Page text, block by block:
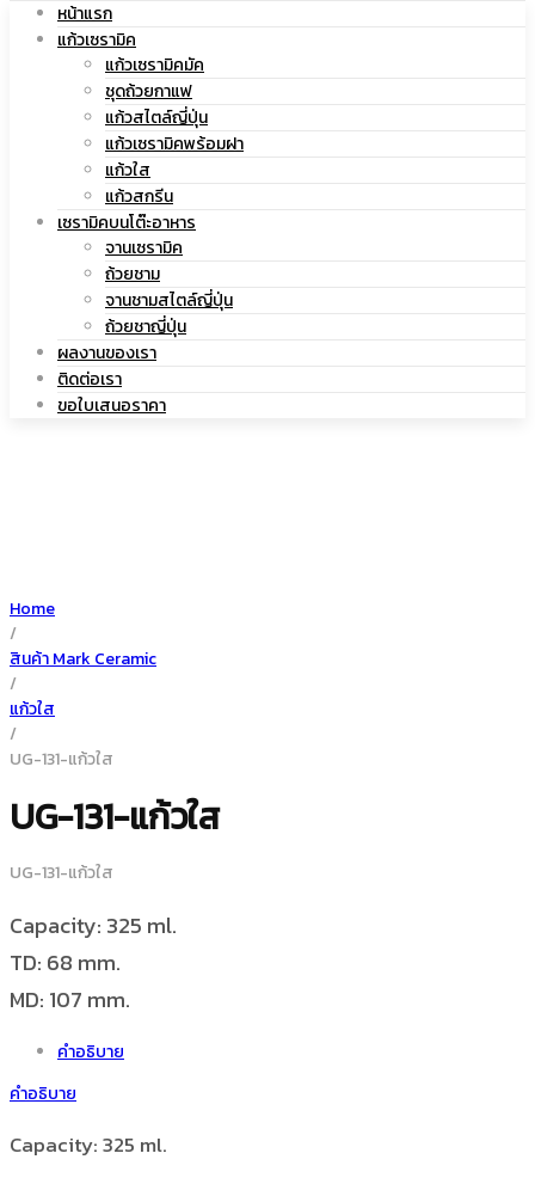
|
เซรามิค
สกรีน
โลโก้
หน้าแรก
แก้วเซรามิค
แก้วเซรามิคมัค
ชุดถ้วยกาแฟ
แก้วสไตล์ญี่ปุ่น
แก้วเซรามิคพร้อมฝา
แก้วใส
แก้วสกรีน
เซรามิคบนโต๊ะอาหาร
จานเซรามิค
ถ้วยชาม
จานชามสไตล์ญี่ปุ่น
ถ้วยชาญี่ปุ่น
ผลงานของเรา
ติดต่อเรา
ขอใบเสนอราคา
Home
/
สินค้า Mark Ceramic
/
แก้วใส
/
UG-131-แก้วใส
UG-131-แก้วใส
UG-131-แก้วใส
Capacity: 325 ml.
TD: 68 mm.
MD: 107 mm.
คำอธิบาย
คำอธิบาย
Capacity: 325 ml.